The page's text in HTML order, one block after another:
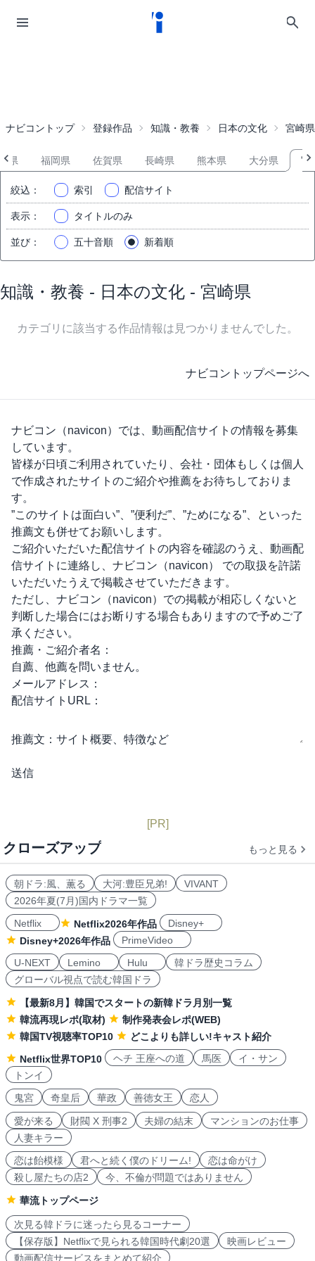
ナビコントップ 登録作品 知識・教養 日本の文化 宮崎県
県 福岡県 佐賀県 長崎県 熊本県 大分県 宮
絞込 ： 索引 配信サイト
表示 ： タイトルのみ
並び ： 五十音順 新着順
知識・教養 - 日本の文化 - 宮崎県
カテゴリに該当する作品情報は見つかりませんでした。
ナビコントップページへ
ナビコン（navicon） では、動画配信サイトの情報を募集
しています。
皆様が日頃ご利用されていたり、会社・団体もしくは個人
で作成されたサイトのご紹介や推薦をお待ちしておりま
す。
”このサイトは面白い”、”便利だ”、”ためになる”、といった
推薦文も併せてお願いします。
ご紹介いただいた配信サイトの内容を確認のうえ、動画配
信サイトに連絡し、 ナビコン（navicon）
での取扱を許諾
いただいたうえで掲載させていただきます。
ただし、 ナビコン（navicon） での掲載が相応しくないと
判断した場合にはお断りする場合もありますので予めご了
承ください。
推薦・ご紹介者名：
自薦、他薦を問いません。
メールアドレス：
配信サイトURL：
推薦文： サイト概要、特徴など
[PR]
クローズアップ もっと見る
朝ドラ:風、薫る 大河:豊臣兄弟!
VIVANT
2026年夏(7月)国内ドラマ一覧
Netflix
Netflix2026年作品
Disney+
Disney+2026年作品
PrimeVideo
U-NEXT
Lemino Hulu
韓ドラ歴史コラム
グローバル視点で読む韓国ドラ
【最新8月】韓国でスタートの新韓ドラ月別一覧
韓流再現レポ(取材)
制作発表会レポ(WEB)
韓国TV視聴率TOP10
どこよりも詳しい!キャスト紹介
Netflix世界TOP10
ヘチ 王座への道 馬医
イ・サン
トンイ
鬼宮
奇皇后 華政 善徳女王 恋人
愛が来る 財閥 X 刑事2 夫婦の結末
マンションのお仕事
人妻キラー
恋は飴模様
君へと続く僕のドリーム!
恋は命がけ
殺し屋たちの店2
今、不倫が問題ではありません
華流トップページ
次見る韓ドラに迷ったら見るコーナー
【保存版】Netflixで見られる韓国時代劇20選
映画レビュー
動画配信サービスをまとめて紹介